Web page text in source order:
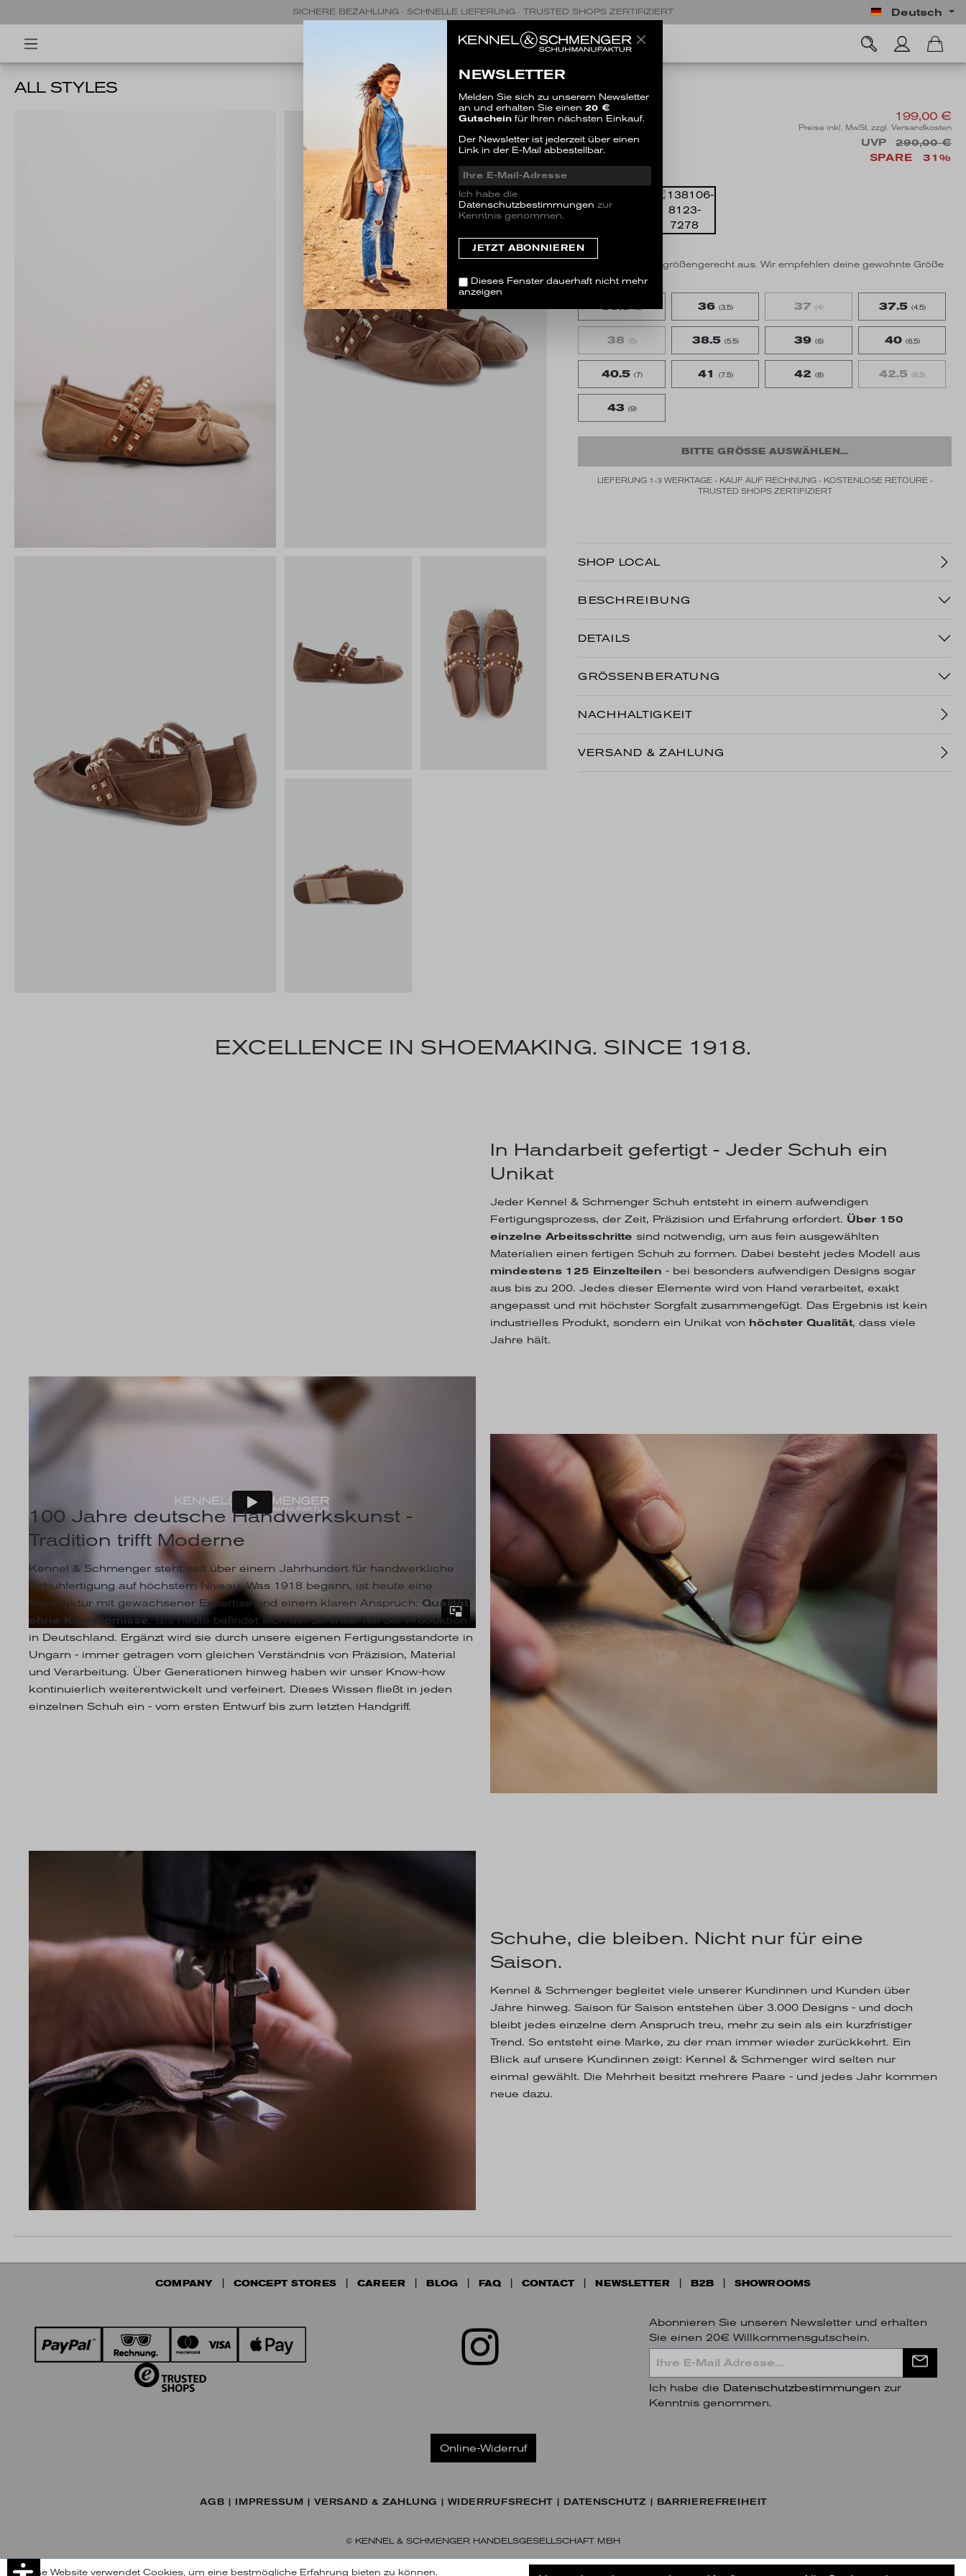
SICHERE BEZAHLUNG · SCHNELLE LIEFERUNG · TRUSTED SHOPS ZERTIFIZIERT Deutsch
ALL STYLES
LOLA
SALE
199,00 €
Preise inkl. MwSt. zzgl. Versandkosten
UVP
290,00 €
SPARE
31%
GRÖSSE
Dieser Artikel fällt größengerecht aus. Wir empfehlen deine gewohnte Größe
zu bestellen.
35.5(3) 36 (3.5) 37 (4) 37.5 (4.5)
38 (5) 38.5 (5.5) 39 (6) 40 (6.5)
40.5 (7) 41 (7.5) 42 (8) 42.5 (8.5)
43 (9)
BITTE GRÖSSE AUSWÄHLEN...
LIEFERUNG 1-3 WERKTAGE - KAUF AUF RECHNUNG - KOSTENLOSE RETOURE -
TRUSTED SHOPS ZERTIFIZIERT
SHOP LOCAL
BESCHREIBUNG
DETAILS
GRÖSSENBERATUNG
NACHHALTIGKEIT
VERSAND & ZAHLUNG
EXCELLENCE IN SHOEMAKING. SINCE 1918.
In Handarbeit gefertigt - Jeder Schuh ein
Unikat
Jeder Kennel & Schmenger Schuh entsteht in einem aufwendigen
Fertigungsprozess, der Zeit, Präzision und Erfahrung erfordert. Über 150
einzelne Arbeitsschritte sind notwendig, um aus fein ausgewählten
Materialien einen fertigen Schuh zu formen. Dabei besteht jedes Modell aus
mindestens 125 Einzelteilen - bei besonders aufwendigen Designs sogar
aus bis zu 200. Jedes dieser Elemente wird von Hand verarbeitet, exakt
angepasst und mit höchster Sorgfalt zusammengefügt. Das Ergebnis ist kein
industrielles Produkt, sondern ein Unikat von höchster Qualität, dass viele
Jahre hält.
100 Jahre deutsche Handwerkskunst -
Tradition trifft Moderne
Kennel & Schmenger steht seit über einem Jahrhundert für handwerkliche
Schuhfertigung auf höchstem Niveau. Was 1918 begann, ist heute eine
Manufaktur mit gewachsener Expertise und einem klaren Anspruch: Qualität
ohne Kompromisse. Bis heute befindet sich der zentrale Teil der Produktion
in Deutschland. Ergänzt wird sie durch unsere eigenen Fertigungsstandorte in
Ungarn - immer getragen vom gleichen Verständnis von Präzision, Material
und Verarbeitung. Über Generationen hinweg haben wir unser Know-how
kontinuierlich weiterentwickelt und verfeinert. Dieses Wissen fließt in jeden
einzelnen Schuh ein - vom ersten Entwurf bis zum letzten Handgriff.
Schuhe, die bleiben. Nicht nur für eine
Saison.
Kennel & Schmenger begleitet viele unserer Kundinnen und Kunden über
Jahre hinweg. Saison für Saison entstehen über 3.000 Designs - und doch
bleibt jedes einzelne dem Anspruch treu, mehr zu sein als ein kurzfristiger
Trend. So entsteht eine Marke, zu der man immer wieder zurückkehrt. Ein
Blick auf unsere Kundinnen zeigt: Kennel & Schmenger wird selten nur
einmal gewählt. Die Mehrheit besitzt mehrere Paare - und jedes Jahr kommen
neue dazu.
COMPANY CONCEPT STORES CAREER BLOG FAQ CONTACT NEWSLETTER B2B SHOWROOMS
Abonnieren Sie unseren Newsletter und erhalten
Sie einen 20€ Willkommensgutschein.
Ich habe die Datenschutzbestimmungen zur
Kenntnis genommen.
Online-Widerruf
AGB IMPRESSUM VERSAND & ZAHLUNG WIDERRUFSRECHT DATENSCHUTZ BARRIEREFREIHEIT
© KENNEL & SCHMENGER HANDELSGESELLSCHAFT MBH
NEWSLETTER
Melden Sie sich zu unserem Newsletter
an und erhalten Sie einen 20 €
Gutschein für Ihren nächsten Einkauf.
Der Newsletter ist jederzeit über einen
Link in der E-Mail abbestellbar.
Ich habe die
Datenschutzbestimmungen zur
Kenntnis genommen.
Dieses Fenster dauerhaft nicht mehr
anzeigen
Diese Website verwendet Cookies, um eine bestmögliche Erfahrung bieten zu können.